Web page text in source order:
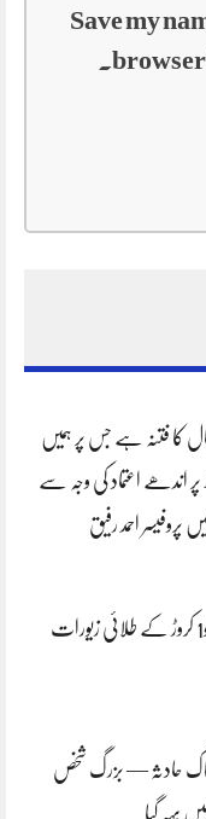
Save my
browser
کا فتنہ ہے جس پر ہمیں
فتح حاصل ہو گی،AI پر اندھے اعتماد کی وجہ سے
احمد رفیق
کلرسیداں ڈکیتی‘ڈاکو1 کروڑ کے طلائی زیورات
حادثہ — بزرگ شخص
بہہ گیا